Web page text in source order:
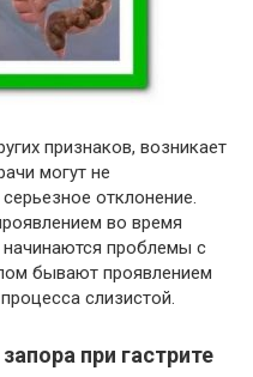
признаков, возникает
могут не
отклонение.
во время
проблемы с
бывают проявлением
слизистой.
при гастрите